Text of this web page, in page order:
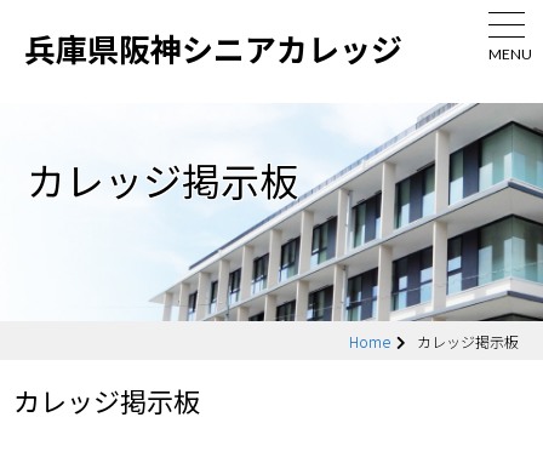
MENU
兵庫県阪神シニアカレッジ
カレッジ掲示板
Home カレッジ掲示板
カレッジ掲示板